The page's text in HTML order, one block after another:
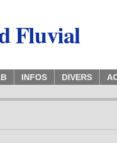
Fluvial
INFOS DIVERS